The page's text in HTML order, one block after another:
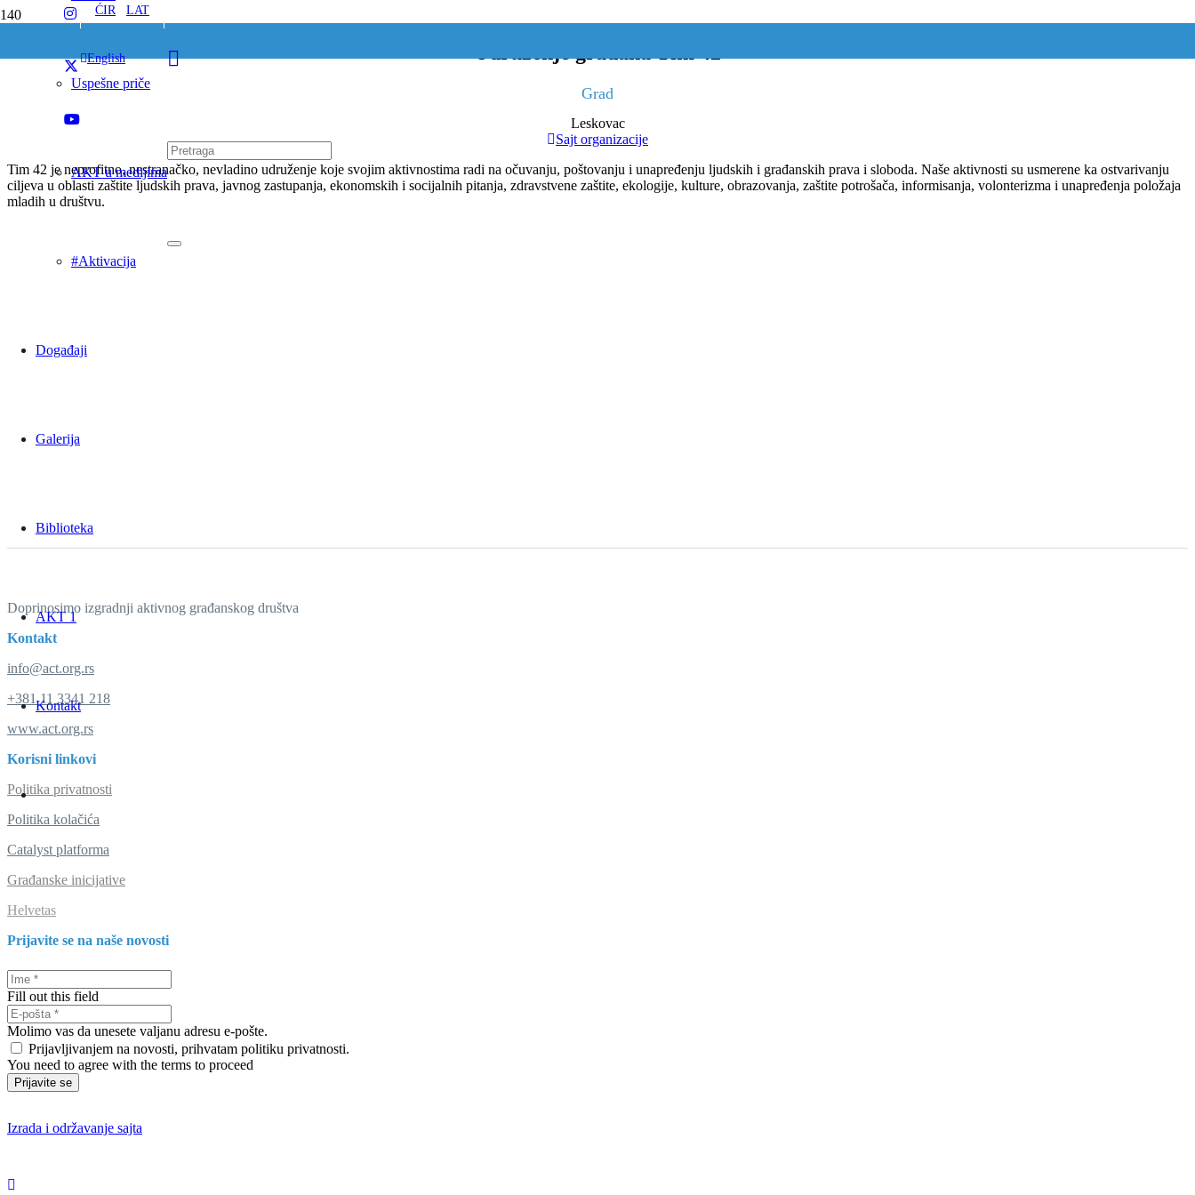
ĆIR/ LAT
English
Uspešne priče
AKT u medijima
#Aktivacija
Događaji
Galerija
Biblioteka
AKT 1
Kontakt
Grad
Leskovac
Sajt organizacije
Tim 42 je neprofitno, nestranačko, nevladino udruženje koje svojim aktivnostima radi na očuvanju, poštovanju i unapređenju ljudskih i građanskih prava i sloboda. Naše aktivnosti su usmerene ka ostvarivanju
ciljeva u oblasti zaštite ljudskih prava, javnog zastupanja, ekonomskih i socijalnih pitanja, zdravstvene zaštite, ekologije, kulture, obrazovanja, zaštite potrošača, informisanja, volonterizma i unapređenja položaja
mladih u društvu.
Doprinosimo izgradnji aktivnog građanskog društva
Kontakt
info@act.org.rs
+381 11 3341 218
www.act.org.rs
Korisni linkovi
Politika privatnosti
Politika kolačića
Catalyst platforma
Građanske inicijative
Helvetas
Prijavite se na naše novosti
Fill out this field
Molimo vas da unesete valjanu adresu e-pošte.
Prijavljivanjem na novosti, prihvatam politiku privatnosti.
You need to agree with the terms to proceed
Prijavite se
Izrada i održavanje sajta